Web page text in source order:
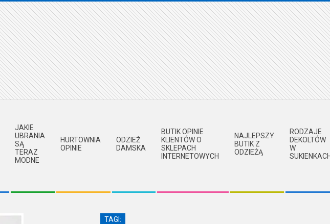
JAKIE
UBRANIA
SĄ
TERAZ
MODNE
HURTOWNIA
OPINIE
ODZIEŻ
DAMSKA
BUTIK OPINIE
KLIENTÓW O
SKLEPACH
INTERNETOWYCH
NAJLEPSZY
BUTIK Z
ODZIEŻĄ
RODZAJE
DEKOLTÓW
W
TAGI: